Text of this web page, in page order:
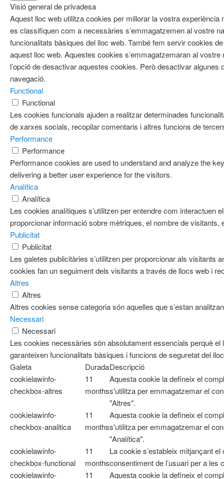
Visió general de privadesa
Aquest lloc web utilitza cookies per millorar la vostra
es classifiquen com a necessàries s’emmagatzemen al vostre
funcionalitats bàsiques del lloc web. També fem servir cookies
aquest lloc web. Aquestes cookies s’emmagatzemaran al
l’opció de desactivar aquestes cookies. Però desactivar
navegació.
Functional
Functional
Les cookies funcionals ajuden a realitzar determinades
de xarxes socials, recopilar comentaris i altres funcions de
Performance
Performance
Performance cookies are used to understand and analyze the
delivering a better user experience for the visitors.
Analítica
Analítica
Les cookies analítiques s’utilitzen per entendre com interactuen
proporcionar informació sobre mètriques, el nombre de visitants,
Publicitat
Publicitat
Les galetes publicitàries s’utilitzen per proporcionar als
cookies fan un seguiment dels visitants a través de llocs web i
Altres
Altres
Altres cookies sense categoria són aquelles que s’estan
Necessari
Necessari
Les cookies necessàries són absolutament essencials perquè
garanteixen funcionalitats bàsiques i funcions de seguretat del
Galeta
DuradaDescripció
cookielawinfo-
checkbox-altres
11
months
Aquesta cookie la defineix el
s'utilitza per emmagatzemar el
"Altres".
cookielawinfo-
checkbox-analitica
11
months
Aquesta cookie la defineix el
s'utilitza per emmagatzemar el
"Analítica".
cookielawinfo-
checkbox-functional
11
months
La cookie s’estableix mitjançant
consentiment de l’usuari per a les
cookielawinfo-
11 Aquesta cookie la defineix el